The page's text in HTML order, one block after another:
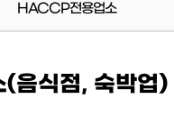
HACCP전용업소
식점, 숙박업)